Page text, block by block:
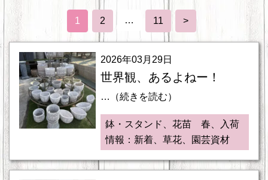
1 2 … 11 >
2026年03月29日
世界観、あるよねー！
…（続きを読む）
鉢・スタンド、花苗 春、入荷
情報：新着、草花、園芸資材